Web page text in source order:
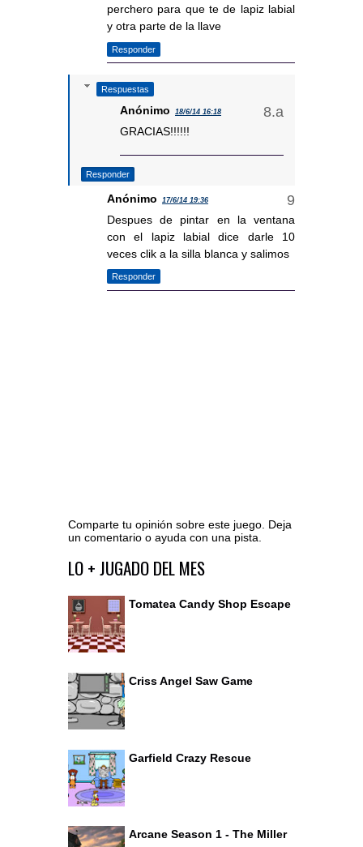
perchero para que te de lapiz labial
y otra parte de la llave
Responder
Respuestas
Anónimo 18/6/14 16:18
GRACIAS!!!!!!
Responder
Anónimo 17/6/14 19:36
Despues de pintar en la ventana
con el lapiz labial dice darle 10
veces clik a la silla blanca y salimos
Responder
Comparte tu opinión sobre este juego. Deja
un comentario o ayuda con una pista.
Ir al editor de comentarios
LO + JUGADO DEL MES
Tomatea Candy Shop Escape
Criss Angel Saw Game
Garfield Crazy Rescue
Arcane Season 1 - The Miller